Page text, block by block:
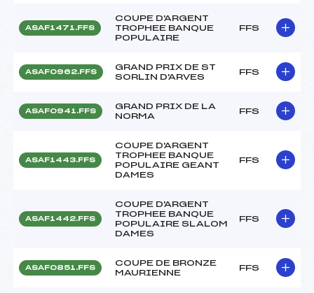
ASAF1471.FFS
COUPE D'ARGENT
TROPHEE BANQUE
POPULAIRE
FFS
ASAF0962.FFS
GRAND PRIX DE ST
SORLIN D'ARVES
FFS
ASAF0941.FFS
GRAND PRIX DE LA
NORMA
FFS
ASAF1443.FFS
COUPE D'ARGENT
TROPHEE BANQUE
POPULAIRE GEANT
DAMES
FFS
ASAF1442.FFS
COUPE D'ARGENT
TROPHEE BANQUE
POPULAIRE SLALOM
DAMES
FFS
ASAF0851.FFS
COUPE DE BRONZE
MAURIENNE
FFS